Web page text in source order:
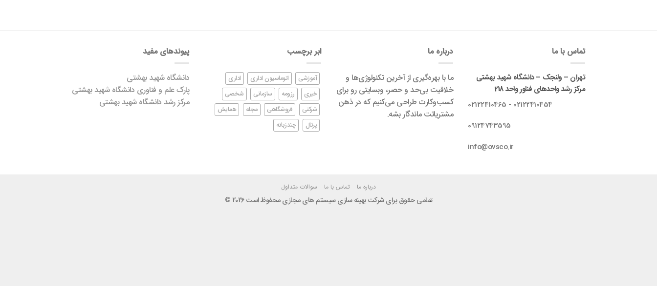
تماس با ما
تهران – ولنجک – دانشگاه شهید بهشتی
مرکز رشد واحدهای فناور واحد 218
02122410454 - 02122410465
09124743595
info@ovsco.ir
درباره ما
ما با بهره‌گیری از آخرین تکنولوژی‌ها و
خلاقیت بی‌حد و حصر، وبسایتی رو برای
کسب‌وکارت طراحی می‌کنیم که در ذهن
مشتریاتت ماندگار بشه.
ابر برچسب
آموزشی اتوماسیون اداری
اداری
خبری
رزومه سازمانی
شخصی
شرکتی
فروشگاهی مجله
همایش
پرتال
چندزبانه
پیوندهای مفید
دانشگاه شهید بهشتی
پارک علم و فناوری دانشگاه شهید بهشتی
مرکز رشد دانشگاه شهید بهشتی
درباره ما تماس با ما سوالات متداول
تمامی حقوق برای شرکت بهینه سازی سیستم های مجازی محفوظ است 2026 ©